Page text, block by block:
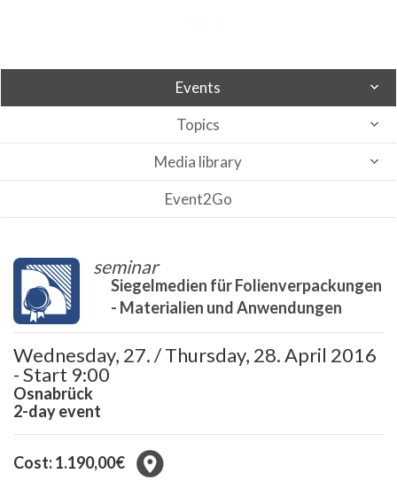
Events
Topics
Media library
Event2Go
seminar
Siegelmedien für Folienverpackungen
- Materialien und Anwendungen
Wednesday, 27. / Thursday, 28. April 2016
- Start 9:00
Osnabrück
2-day event
Cost: 1.190,00€